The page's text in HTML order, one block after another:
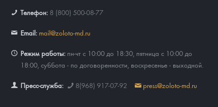
Телефон: 8 (800) 500-08-77
Email: mail@zoloto-md.ru
Режим работы: пн-чт с 10:00 до 18:30, пятница с 10:00 до
18:00, суббота - по договоренности, воскресенье - выходной.
Пресс-служба: 8(968) 917-07-92 press@zoloto-md.ru